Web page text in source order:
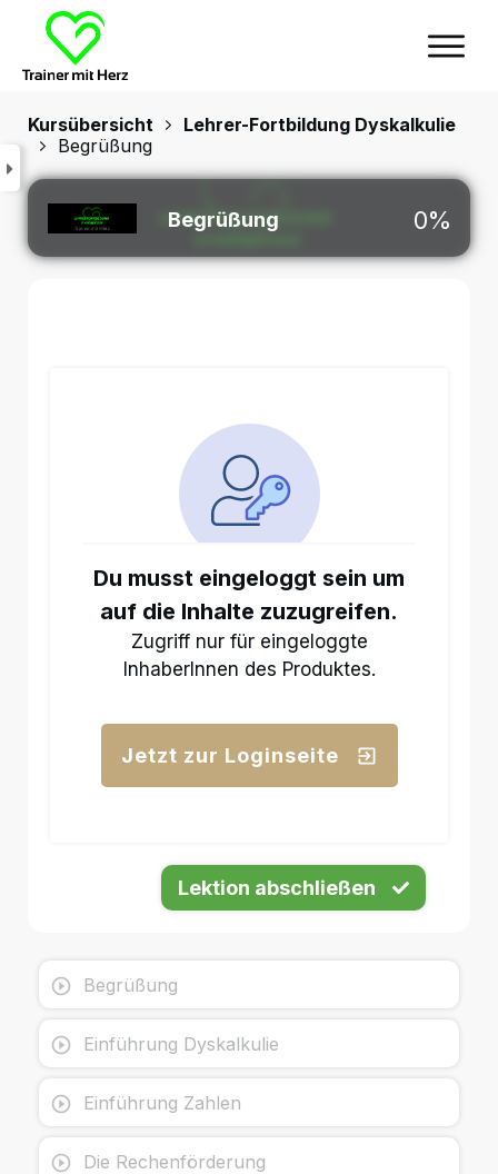
Kursübersicht
Lehrer-Fortbildung Dyskalkulie
Begrüßung
Begrüßung 0%
Du musst eingeloggt sein um
auf die Inhalte zuzugreifen.
Zugriff nur für eingeloggte
InhaberInnen des Produktes.
Jetzt zur Loginseite
Lektion abschließen
Begrüßung
Einführung Dyskalkulie
Einführung Zahlen
Die Rechenförderung